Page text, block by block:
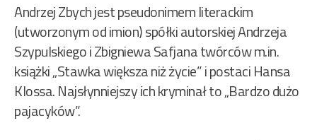
Andrzej Zbych jest pseudonimem literackim
(utworzonym od imion) spółki autorskiej Andrzeja
Szypulskiego i Zbigniewa Safjana twórców m.in.
książki „Stawka większa niż życie” i postaci Hansa
Klossa. Najsłynniejszy ich kryminał to „Bardzo dużo
pajacyków”.